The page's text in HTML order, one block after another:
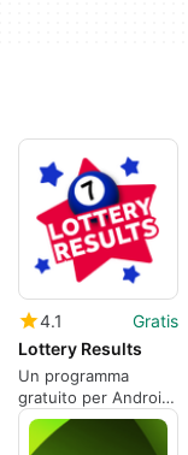
4.1
Gratis
Lottery Results
Un programma
gratuito per Android,
di Red Knight Apps.